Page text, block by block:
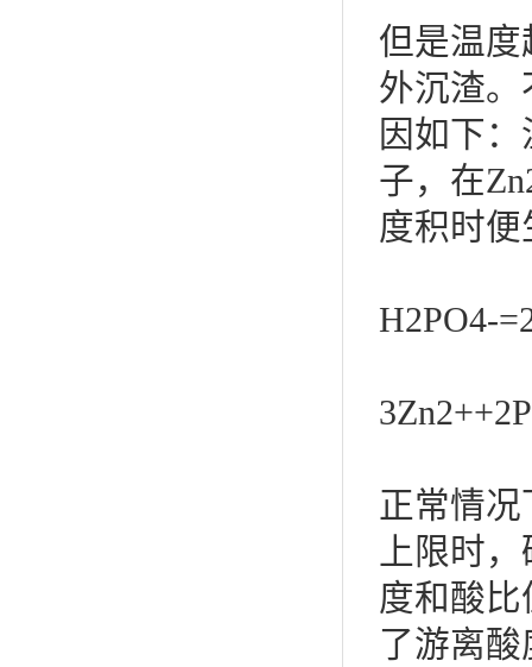
但是温
外沉渣
因如下
子，在
度积时便
正常情
上限时
度和酸
了游离